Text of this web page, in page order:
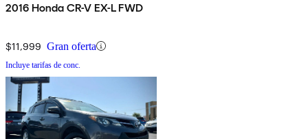
2016 Honda CR-V EX-L FWD
$11,999 Gran oferta
Incluye tarifas de conc.